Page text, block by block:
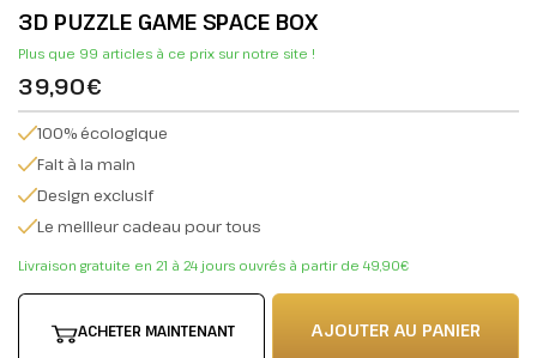
3D PUZZLE GAME SPACE BOX
Plus que 99 articles à ce prix sur notre site !
39,90€
100% écologique
Fait à la main
Design exclusif
Le meilleur cadeau pour tous
Livraison gratuite en 21 à 24 jours ouvrés à partir de 49,90€
ACHETER MAINTENANT AJOUTER AU PANIER